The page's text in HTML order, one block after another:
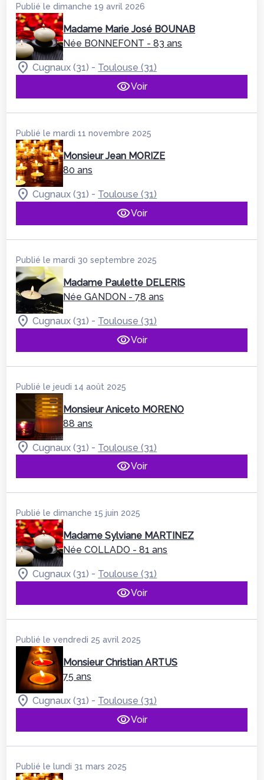
Publié le dimanche 19 avril 2026
Madame Marie José BOUNAB
Née BONNEFONT - 83 ans
Cugnaux (31) - Toulouse (31)
Voir
Publié le mardi 11 novembre 2025
Monsieur Jean MORIZE
80 ans
Cugnaux (31) - Toulouse (31)
Voir
Publié le mardi 30 septembre 2025
Madame Paulette DELERIS
Née GANDON - 78 ans
Cugnaux (31) - Toulouse (31)
Voir
Publié le jeudi 14 août 2025
Monsieur Aniceto MORENO
88 ans
Cugnaux (31) - Toulouse (31)
Voir
Publié le dimanche 15 juin 2025
Madame Sylviane MARTINEZ
Née COLLADO - 81 ans
Cugnaux (31) - Toulouse (31)
Voir
Publié le vendredi 25 avril 2025
Monsieur Christian ARTUS
75 ans
Cugnaux (31) - Toulouse (31)
Voir
Publié le lundi 31 mars 2025